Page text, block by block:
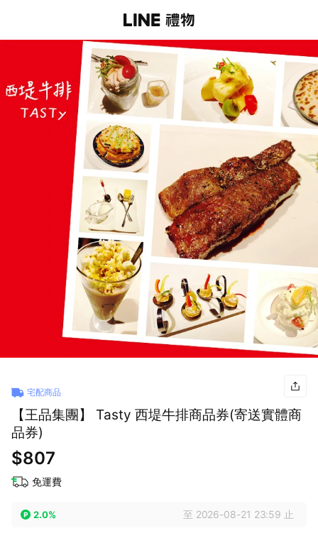
宅配商品
【王品集團】 Tasty 西堤牛排商品券(寄送實體商
品券)
$807
免運費
2.0% 至 2026-08-21 23:59 止